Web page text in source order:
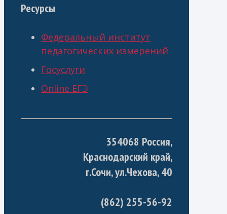
Ресурсы
Федеральный институт
педагогических измерений
Госуслуги
Online ЕГЭ
354068 Россия,
Краснодарский край,
г.Сочи, ул.Чехова, 40
(862) 255-56-92